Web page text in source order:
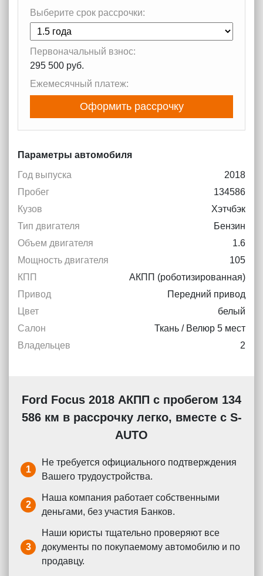
Выберите срок рассрочки:
Первоначальный взнос:
295 500 руб.
Ежемесячный платеж:
Оформить рассрочку
Параметры автомобиля
Год выпуска
2018
Пробег
134586
Кузов
Хэтчбэк
Тип двигателя
Бензин
Объем двигателя
1.6
Мощность двигателя
105
КПП
АКПП (роботизированная)
Привод
Передний привод
Цвет
белый
Салон
Ткань / Велюр 5 мест
Владельцев
2
Ford Focus 2018 АКПП с пробегом 134
586 км в рассрочку легко, вместе с S-
AUTO
1
Не требуется официального подтверждения
Вашего трудоустройства.
2
Наша компания работает собственными
деньгами, без участия Банков.
3
Наши юристы тщательно проверяют все
документы по покупаемому автомобилю и по
продавцу.